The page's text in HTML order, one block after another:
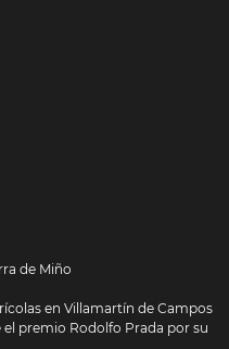
de Miño
en Villamartín de Campos
premio Rodolfo Prada por su